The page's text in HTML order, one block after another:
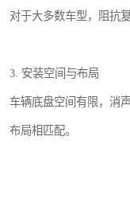
对于大多数车型，阻抗
3. 安装空间与布局
车辆底盘空间有限，消
布局相匹配。